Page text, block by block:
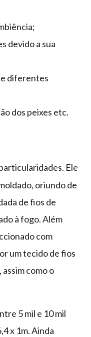
devido a sua
diferentes
dos peixes etc.
Ele
oriundo de
de fios de
à fogo. Além
com
um tecido de fios
como o
5 mil e 10 mil
x 1m. Ainda